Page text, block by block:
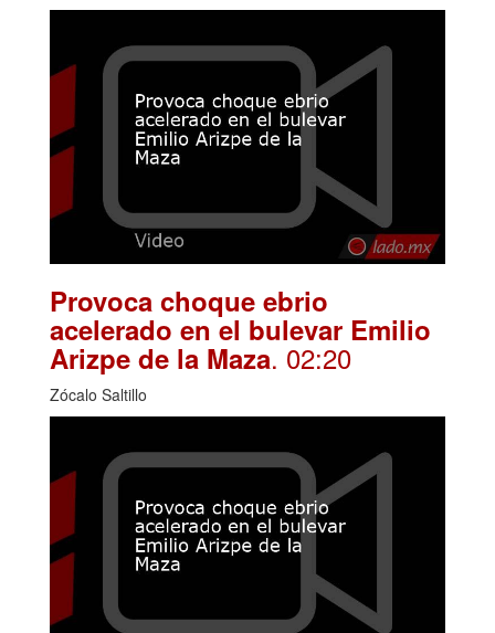
Provoca choque ebrio
acelerado en el bulevar Emilio
Arizpe de la Maza. 02:20
Zócalo Saltillo